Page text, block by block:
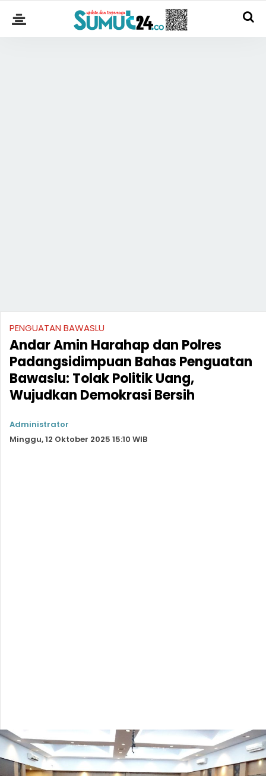
PENGUATAN BAWASLU
Andar Amin Harahap dan Polres
Padangsidimpuan Bahas Penguatan
Bawaslu: Tolak Politik Uang,
Wujudkan Demokrasi Bersih
Administrator
Minggu, 12 Oktober 2025 15:10 WIB